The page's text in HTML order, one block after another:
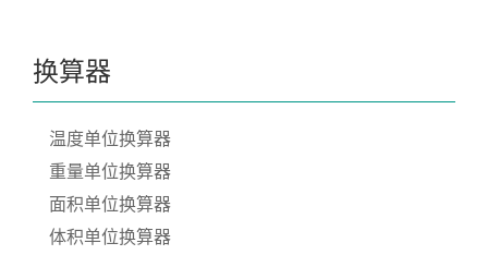
换算器
温度单位换算器
重量单位换算器
面积单位换算器
体积单位换算器